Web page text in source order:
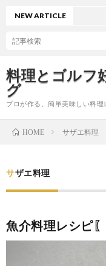
料理とゴルフ
グ
プロが作る、簡単美味しい料理
NEW ARTICLE
HOME サザエ料理
サザエ料理
魚介料理レシピ